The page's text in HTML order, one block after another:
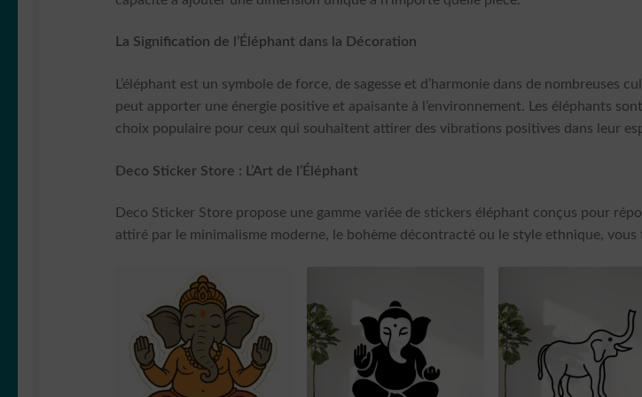
La Signification de l’Éléphant dans la Décoration
L’éléphant est un symbole de force, de sagesse et d’harmonie dans de
peut apporter une énergie positive et apaisante à l’environnement. Les éléphants
choix populaire pour ceux qui souhaitent attirer des vibrations positives dans leur
Deco Sticker Store : L’Art de l’Éléphant
Deco Sticker Store propose une gamme variée de stickers éléphant conçus pour
attiré par le minimalisme moderne, le bohème décontracté ou le style ethnique,